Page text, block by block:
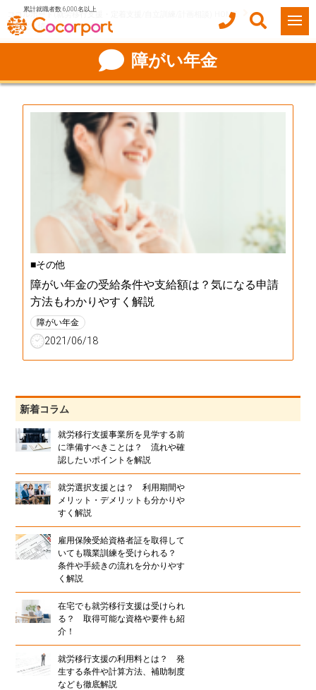
累計就職者数 6,000名以上
ココルポート(就労移行支援・定着支援/自立訓練/計画相談) HOME
お役立ち情報
障がい年金
障がい年金
■その他
障がい年金の受給条件や支給額は？気になる申請
方法もわかりやすく解説
障がい年金
2021/06/18
新着コラム
就労移行支援事業所を見学する前
に準備すべきことは？ 流れや確
認したいポイントを解説
就労選択支援とは？ 利用期間や
メリット・デメリットも分かりや
すく解説
雇用保険受給資格者証を取得して
いても職業訓練を受けられる？
条件や手続きの流れを分かりやす
く解説
在宅でも就労移行支援は受けられ
る？ 取得可能な資格や要件も紹
介！
就労移行支援の利用料とは？ 発
生する条件や計算方法、補助制度
なども徹底解説